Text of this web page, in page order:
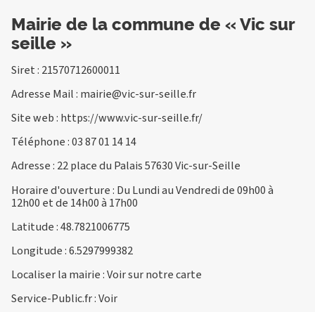
Mairie de la commune de « Vic sur
seille »
Siret : 21570712600011
Adresse Mail : mairie@vic-sur-seille.fr
Site web : https://www.vic-sur-seille.fr/
Téléphone :03 87 01 14 14
Adresse : 22 place du Palais 57630 Vic-sur-Seille
Horaire d'ouverture : Du Lundi au Vendredi de 09h00 à
12h00 et de 14h00 à 17h00
Latitude : 48.7821006775
Longitude : 6.5297999382
Localiser la mairie :Voir sur notre carte
Service-Public.fr :Voir